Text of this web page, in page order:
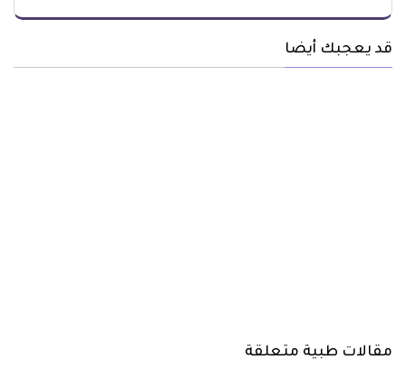
قد يعجبك أيضا
مقالات طبية متعلقة